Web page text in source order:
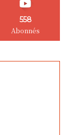
558
Abonnés